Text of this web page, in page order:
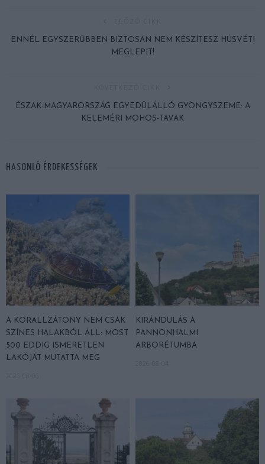
ENNÉL EGYSZERŰBBEN BIZTOSAN NEM KÉSZÍTESZ HÚSVÉTI
MEGLEPIT!
ÉSZAK-MAGYARORSZÁG EGYEDÜLÁLLÓ GYÖNGYSZEME: A
KELEMÉRI MOHOS-TAVAK
HASONLÓ ÉRDEKESSÉGEK
A KORALLZÁTONY NEM CSAK
SZÍNES HALAKBÓL ÁLL: MOST
500 EDDIG ISMERETLEN
LAKÓJÁT MUTATTA MEG
KIRÁNDULÁS A
PANNONHALMI
ARBORÉTUMBA